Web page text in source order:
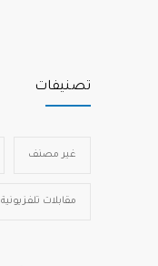
تصنيفات
غير مصنف
مقابلات تلفزيونية